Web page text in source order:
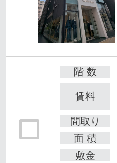
階 数
賃料
間取り
面 積
敷金